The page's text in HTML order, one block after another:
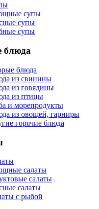
супы
супы
супы
блюда
блюда
из свинины
из говядины
из птицы
и морепродукты
из овощей, гарниры
горячие блюда
салаты
салаты
салаты
с рыбой